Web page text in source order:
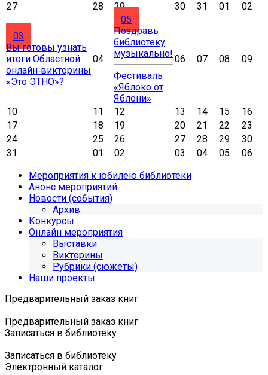
27
28 29 30 31 01 02
03
Вы готовы узнать
итоги Областной
онлайн‑викторины
«Это ЭТНО»?
04
05
Поздравь
библиотеку
музыкально!
Фестиваль
«Яблоко от
Яблони»
06 07 08 09
10 11 12 13 14 15
16
17
18 19 20 21 22
23
24
25 26 27 28 29
30
31
01 02 03 04 05
06
Мероприятия к юбилею библиотеки
Анонс мероприятий
Новости (события)
Архив
Конкурсы
Онлайн мероприятия
Выставки
Викторины
Рубрики (сюжеты)
Наши проекты
Предварительный заказ книг
Предварительный заказ книг
Записаться в библиотеку
Записаться в библиотеку
Электронный каталог